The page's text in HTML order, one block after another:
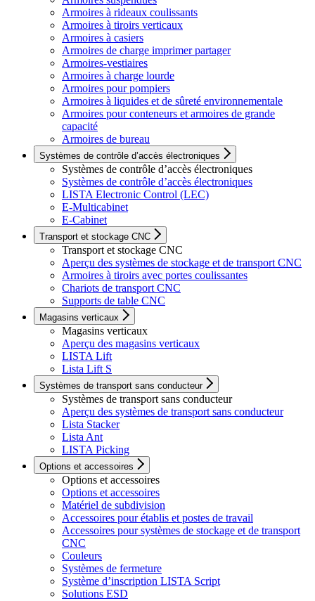
Armoires à rideaux coulissants
Armoires à tiroirs verticaux
Armoires à casiers
Armoires de charge imprimer partager
Armoires-vestiaires
Armoires à charge lourde
Armoires pour pompiers
Armoires à liquides et de sûreté environnementale
Armoires pour conteneurs et armoires de grande
capacité
Armoires de bureau
Systèmes de contrôle d’accès électroniques
Systèmes de contrôle d’accès électroniques
Systèmes de contrôle d’accès électroniques
LISTA Electronic Control (LEC)
E-Multicabinet
E-Cabinet
Transport et stockage CNC
Transport et stockage CNC
Aperçu des systèmes de stockage et de transport CNC
Armoires à tiroirs avec portes coulissantes
Chariots de transport CNC
Supports de table CNC
Magasins verticaux
Magasins verticaux
Aperçu des magasins verticaux
LISTA Lift
Lista Lift S
Systèmes de transport sans conducteur
Systèmes de transport sans conducteur
Aperçu des systèmes de transport sans conducteur
Lista Stacker
Lista Ant
LISTA Picking
Options et accessoires
Options et accessoires
Options et accessoires
Matériel de subdivision
Accessoires pour établis et postes de travail
Accessoires pour systèmes de stockage et de transport
CNC
Couleurs
Systèmes de fermeture
Système d’inscription LISTA Script
Solutions ESD